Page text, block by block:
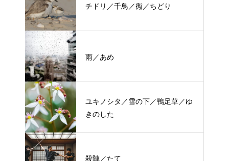
チドリ／千鳥／鵆／ちどり
雨／あめ
ユキノシタ／雪の下／鴨足草／ゆ
きのした
殺陣／たて